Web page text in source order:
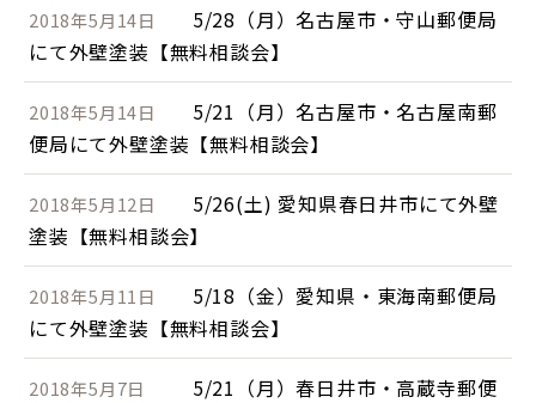
2018年5月14日
5/28（月）名古屋市・守山郵便局
にて外壁塗装【無料相談会】
2018年5月14日
5/21（月）名古屋市・名古屋南郵
便局にて外壁塗装【無料相談会】
2018年5月12日
5/26(土) 愛知県春日井市にて外壁
塗装【無料相談会】
2018年5月11日
5/18（金）愛知県・東海南郵便局
にて外壁塗装【無料相談会】
2018年5月7日
5/21（月）春日井市・高蔵寺郵便